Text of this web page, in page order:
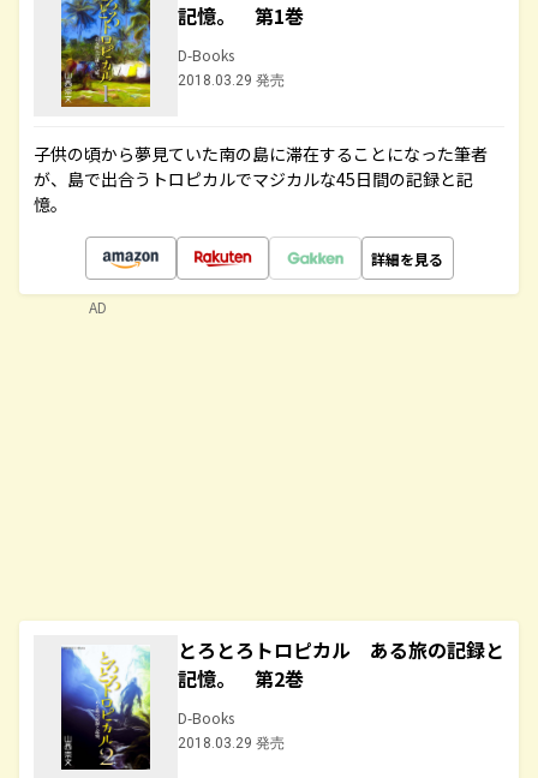
記憶。 第1巻
D-Books
2018.03.29 発売
子供の頃から夢見ていた南の島に滞在することになった筆者
が、島で出合うトロピカルでマジカルな45日間の記録と記
憶。
詳細を見る
とろとろトロピカル ある旅の記録と
記憶。 第2巻
D-Books
2018.03.29 発売
AD